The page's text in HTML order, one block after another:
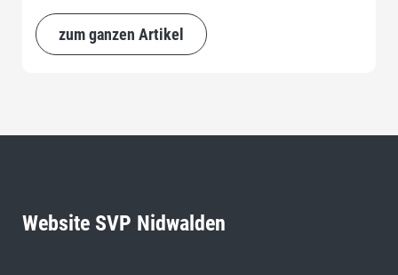
zum ganzen Artikel
Website SVP Nidwalden